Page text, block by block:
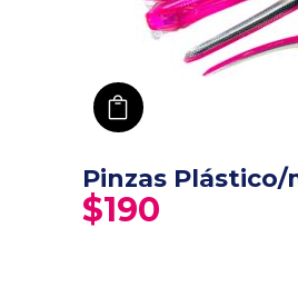
Pinzas Plástico/
$190